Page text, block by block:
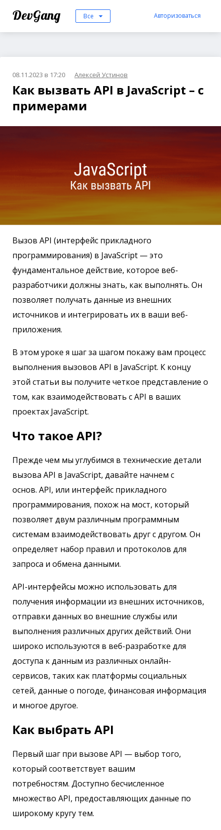
DevGang Все Авторизоваться
08.11.2023 в 17:20 Алексей Устинов
Как вызвать API в JavaScript – с
примерами
Вызов API (интерфейс прикладного
программирования) в JavaScript — это
фундаментальное действие, которое веб-
разработчики должны знать, как выполнять. Он
позволяет получать данные из внешних
источников и интегрировать их в ваши веб-
приложения.
В этом уроке я шаг за шагом покажу вам процесс
выполнения вызовов API в JavaScript. К концу
этой статьи вы получите четкое представление о
том, как взаимодействовать с API в ваших
проектах JavaScript.
Что такое API?
Прежде чем мы углубимся в технические детали
вызова API в JavaScript, давайте начнем с
основ. API, или интерфейс прикладного
программирования, похож на мост, который
позволяет двум различным программным
системам взаимодействовать друг с другом. Он
определяет набор правил и протоколов для
запроса и обмена данными.
API-интерфейсы можно использовать для
получения информации из внешних источников,
отправки данных во внешние службы или
выполнения различных других действий. Они
широко используются в веб-разработке для
доступа к данным из различных онлайн-
сервисов, таких как платформы социальных
сетей, данные о погоде, финансовая информация
и многое другое.
Как выбрать API
Первый шаг при вызове API — выбор того,
который соответствует вашим
потребностям. Доступно бесчисленное
множество API, предоставляющих данные по
широкому кругу тем.